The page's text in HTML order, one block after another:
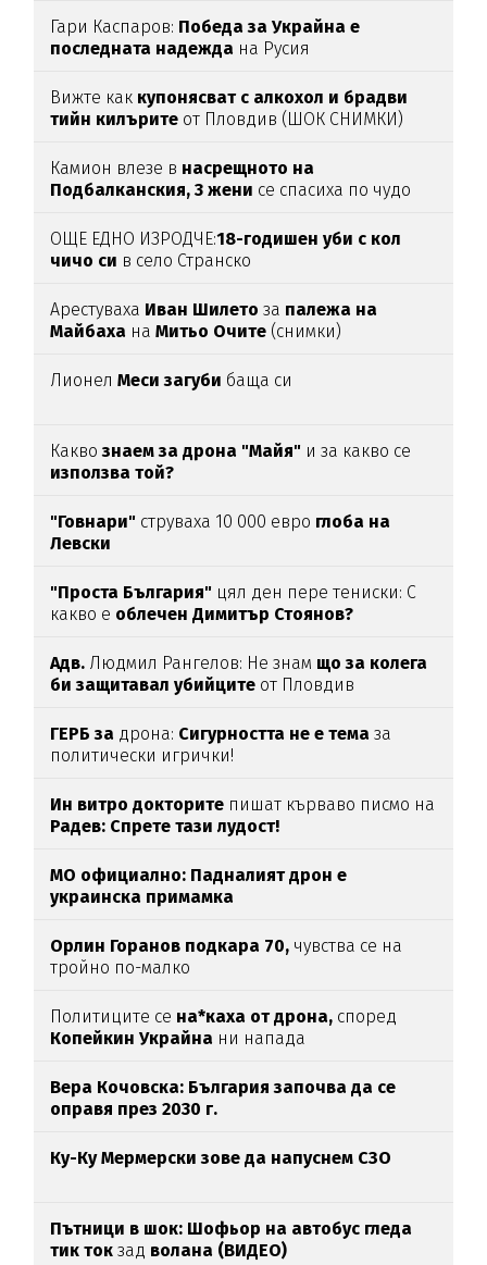
Гари Каспаров: Победа за Украйна е
последната надежда на Русия
Вижте как купонясват с алкохол и брадви
тийн килърите от Пловдив (ШОК СНИМКИ)
Камион влезе в насрещното на
Подбалканския, 3 жени се спасиха по чудо
ОЩЕ ЕДНО ИЗРОДЧЕ:18-годишен уби с кол
чичо си в село Странско
Арестуваха Иван Шилетоза палежа на
Майбаха наМитьо Очите (снимки)
Лионел Меси загуби баща си
Каквознаем за дрона "Майя" и за какво се
използва той?
"Говнари" струваха 10 000 евро глоба на
Левски
"Проста България" цял ден пере тениски: С
какво е облечен Димитър Стоянов?
Адв. Людмил Рангелов: Не знам що за колега
би защитавал убийците от Пловдив
ГЕРБ за дрона: Сигурността не е темаза
политически игрички!
Ин витро докторите пишат кърваво писмо на
Радев: Спрете тази лудост!
МО официално: Падналият дрон е
украинска примамка
Орлин Горанов подкара 70, чувства се на
тройно по-малко
Политиците се на*каха от дрона, според
Копейкин Украйна ни напада
Вера Кочовска: България започва да се
оправя през 2030 г.
Ку-Ку Мермерски зове да напуснем СЗО
Пътници в шок: Шофьор на автобус гледа
тик ток зад волана (ВИДЕО)